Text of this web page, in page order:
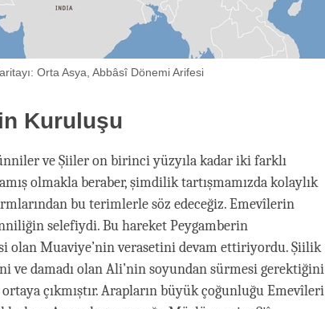
Orta Asya, Abbâsî Dönemi Arifesi
Kuruluşu
ve Şiiler on birinci yüzyıla kadar iki farklı
olmakla beraber, şimdilik tartışmamızda kolaylık
bu terimlerle söz edeceğiz. Emevîlerin
selefiydi. Bu hareket Peygamberin
olan Muaviye’nin verasetini devam ettiriyordu. Şiilik
ve damadı olan Ali’nin soyundan sürmesi gerektiğini
çıkmıştır. Arapların büyük çoğunluğu Emevîleri